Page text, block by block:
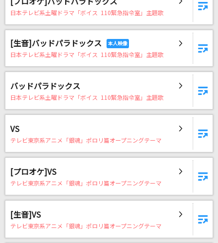
日本テレビ系土曜ドラマ「ボイス 110緊急指令室」主題歌
[生音]バッドパラドックス
日本テレビ系土曜ドラマ「ボイス 110緊急指令室」主題歌
バッドパラドックス
日本テレビ系土曜ドラマ「ボイス 110緊急指令室」主題歌
VS
テレビ東京系アニメ「銀魂」ポロリ篇オープニングテーマ
[プロオケ]VS
テレビ東京系アニメ「銀魂」ポロリ篇オープニングテーマ
[生音]VS
テレビ東京系アニメ「銀魂」ポロリ篇オープニングテーマ